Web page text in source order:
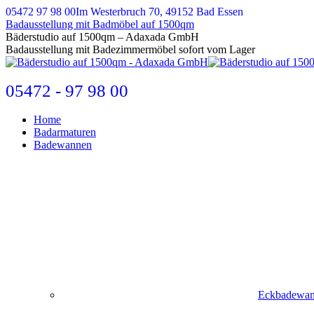
Zum
Inhalt
springen
05472 97 98 00Im Westerbruch 70, 49152 Bad Essen
Badausstellung mit Badmöbel auf 1500qm
E-
Mail
page
in
new
Bäderstudio auf 1500qm – Adaxada GmbH
Badausstellung mit Badezimmermöbel sofort vom Lager
05472 - 97 98 00
Home
Badarmaturen
Badewannen